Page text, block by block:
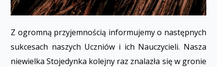
Z ogromną przyjemnością informujemy o następnych
sukcesach naszych Uczniów i ich Nauczycieli. Nasza
niewielka Stojedynka kolejny raz znalazła się w gronie